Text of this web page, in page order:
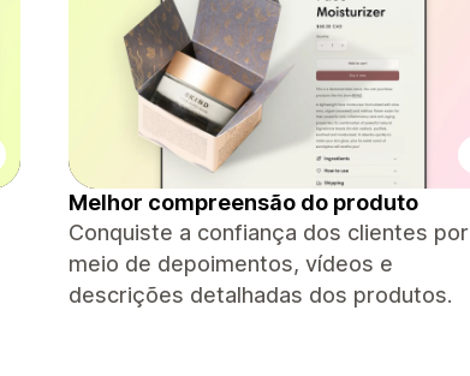
Melhor compreensão do produto
Conquiste a confiança dos clientes por
meio de depoimentos, vídeos e
descrições detalhadas dos produtos.